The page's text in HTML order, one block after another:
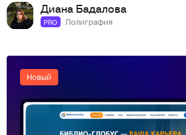
Диана Бадалова
PRO Полиграфия
Новый